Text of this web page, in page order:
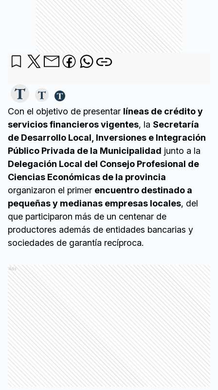
Con el objetivo de presentar líneas de crédito y
servicios financieros vigentes, la Secretaría
de Desarrollo Local, Inversiones e Integración
Público Privada de la Municipalidad junto a la
Delegación Local del Consejo Profesional de
Ciencias Económicas de la provincia
organizaron el primer encuentro destinado a
pequeñas y medianas empresas locales, del
que participaron más de un centenar de
productores además de entidades bancarias y
sociedades de garantía recíproca.
Ads